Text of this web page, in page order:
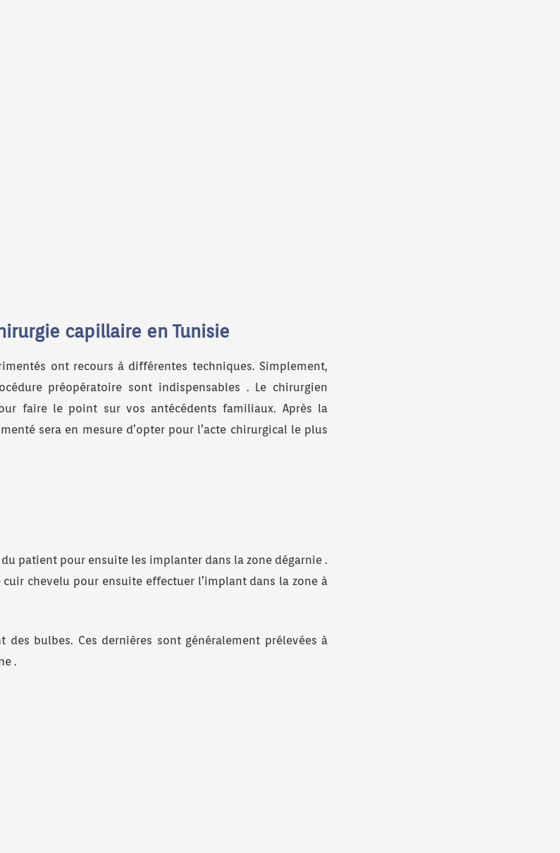
capillaire en Tunisie
ont recours à différentes techniques. Simplement,
préopératoire sont indispensables . Le chirurgien
faire le point sur vos antécédents familiaux. Après la
sera en mesure d’opter pour l’acte chirurgical le plus
patient pour ensuite les implanter dans la zone dégarnie .
chevelu pour ensuite effectuer l’implant dans la zone à
bulbes. Ces dernières sont généralement prélevées à
.